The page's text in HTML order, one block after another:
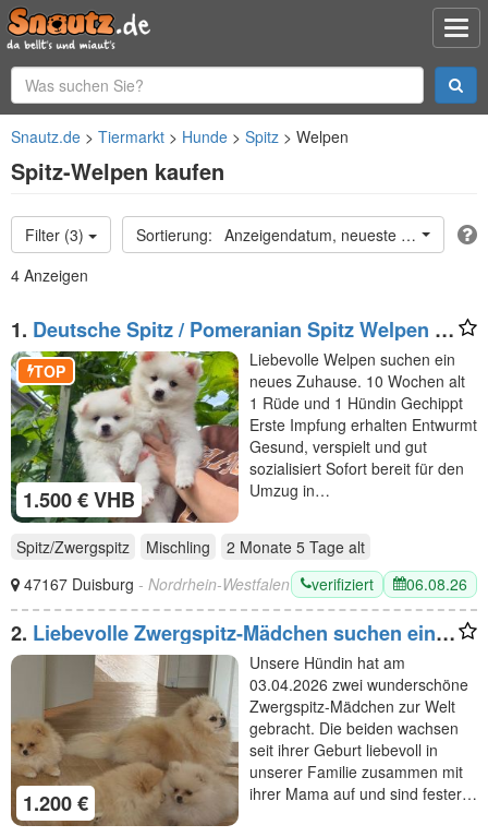
Snautz.de Tiermarkt Hunde Spitz Welpen
Spitz-Welpen kaufen
Filter (3)
Anzeigendatum, neueste oben
4 Anzeigen
1. Deutsche Spitz / Pomeranian Spitz Welpen -
Rüge und Hündin 10 Woche alt
1.500 € VHB
TOP
Liebevolle Welpen suchen ein
neues Zuhause. 10 Wochen alt
1 Rüde und 1 Hündin Gechippt
Erste Impfung erhalten Entwurmt
Gesund, verspielt und gut
sozialisiert Sofort bereit für den
Umzug in…
Spitz/Zwergspitz Mischling 2 Monate 5 Tage alt
47167 Duisburg - Nordrhein-Westfalen verifiziert 06.08.26
2. Liebevolle Zwergspitz-Mädchen suchen ein
neues Zuhause ❤️
1.200 €
Unsere Hündin hat am
03.04.2026 zwei wunderschöne
Zwergspitz-Mädchen zur Welt
gebracht. Die beiden wachsen
seit ihrer Geburt liebevoll in
unserer Familie zusammen mit
ihrer Mama auf und sind fester…